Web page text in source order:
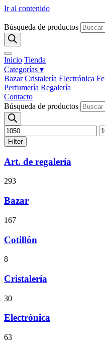
Ir al contenido
Búsqueda de productos
Inicio Tienda
Categorías ▾
Bazar Cristalería Electrónica
Perfumería Regalería
Contacto
Búsqueda de productos
Filter
Art. de regalería
293
Bazar
167
Cotillón
8
Cristalería
30
Electrónica
63